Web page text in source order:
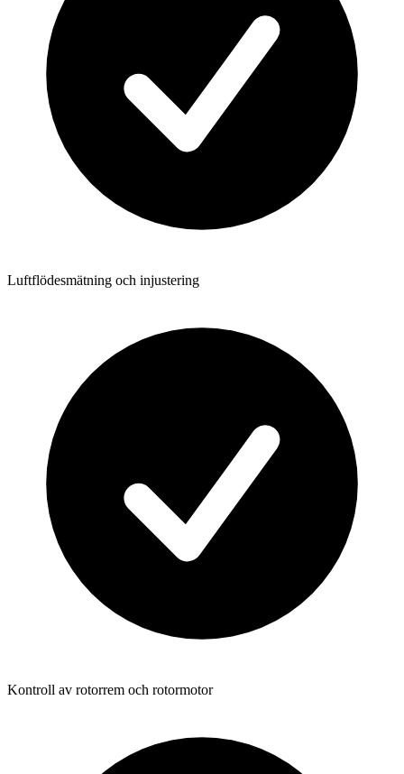
Luftflödesmätning och injustering
Kontroll av rotorrem och rotormotor